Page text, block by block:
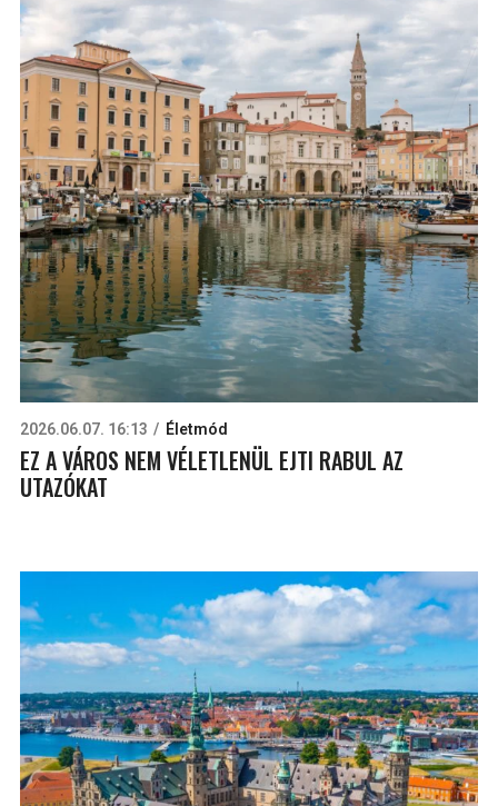
2026.06.07. 16:13 Életmód
EZ A VÁROS NEM VÉLETLENÜL EJTI RABUL AZ
UTAZÓKAT